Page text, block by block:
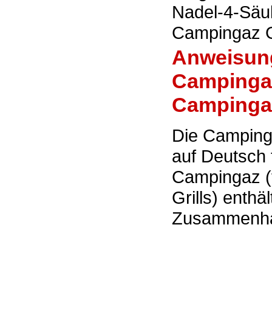
Nadel-4-
Campingaz
Die
auf Deutsch
Campingaz
Grills)